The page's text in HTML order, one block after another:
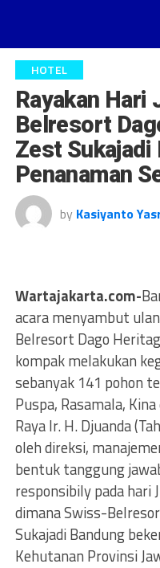
HOTEL
Rayakan Hari
Belresort
Zest Sukajadi
Penanaman
by Kasiyanto
Wartajakarta.com-
acara menyambut
Belresort Dago
kompak melakukan
sebanyak 141 pohon
Puspa, Rasamala,
Raya Ir. H. Djuanda
oleh direksi,
bentuk tanggung
responsibily pada hari
dimana Swiss-
Sukajadi Bandung
Kehutanan Provinsi